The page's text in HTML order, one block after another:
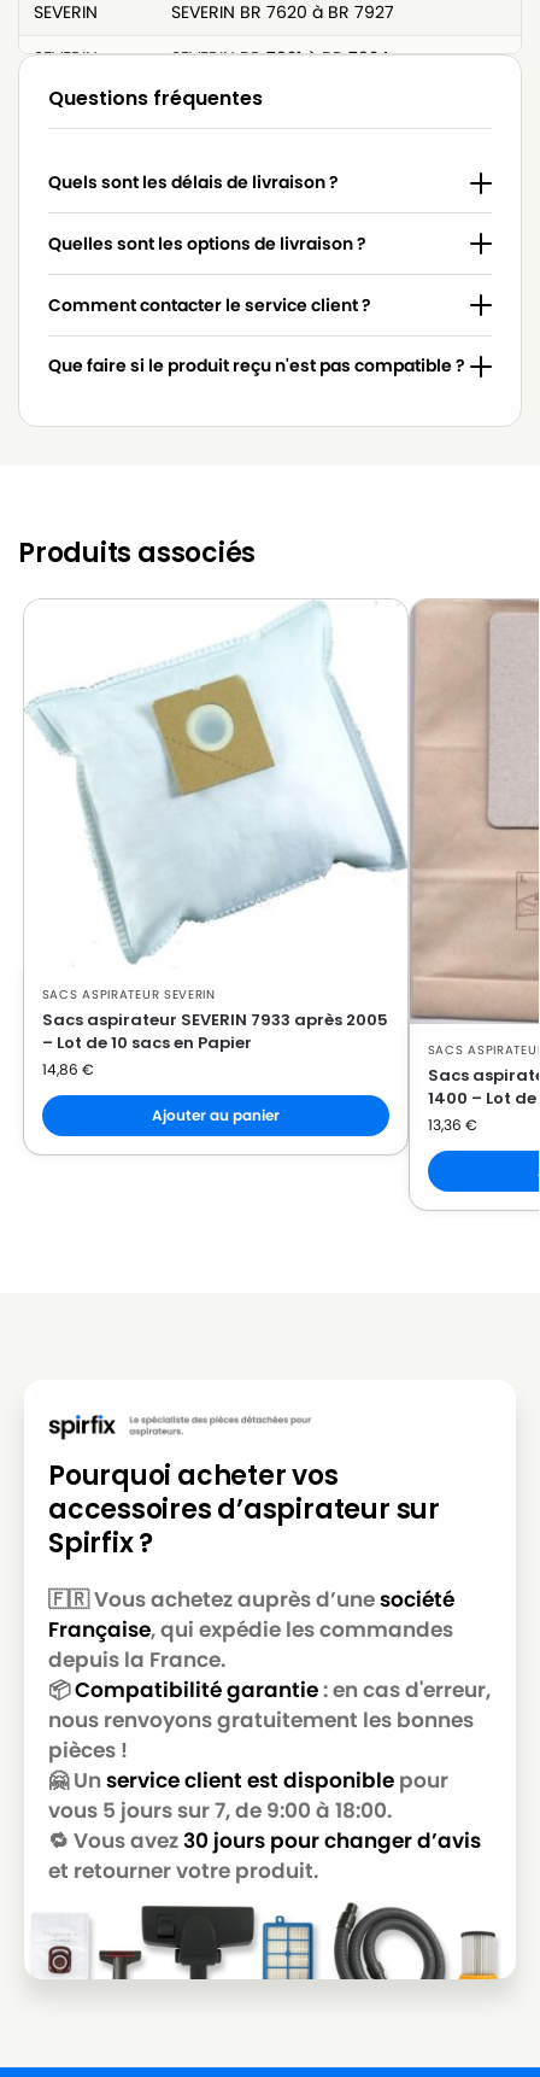
SEVERIN
SEVERIN BR 7620 à BR 7927
SEVERIN
SEVERIN BR 7921 à BR 7924
SEVERIN
SEVERIN BR 7927
SEVERIN
SEVERIN BR 7950
SEVERIN
SEVERIN BR7955
SEVERIN
SEVERIN ELECTRONIC 1300
SEVERIN
SEVERIN SB 9022
SEVERIN
SEVERIN SB 9099
Questions fréquentes
Quels sont les délais de livraison ?
Quelles sont les options de livraison ?
Comment contacter le service client ?
Que faire si le produit reçu n'est pas compatible ?
Produits associés
SACS ASPIRATEUR SEVERIN
Sacs aspirateur SEVERIN 7933 après 2005
– Lot de 10 sacs en Papier
14,86 €
Ajouter au panier
SACS
Sacs
1400 – Lot
13,36 €
Pourquoi acheter vos
accessoires d’aspirateur sur
Spirfix ?
🇫🇷 Vous achetez auprès d’unesociété
Française, qui expédie les commandes
depuis la France.
📦Compatibilité garantie: en cas d'erreur,
nous renvoyons gratuitement les bonnes
pièces !
🤗 Un service client est disponible pour
vous 5 jours sur 7, de 9:00 à 18:00.
🔁 Vous avez30 jours pour changer d’avis
et retourner votre produit.